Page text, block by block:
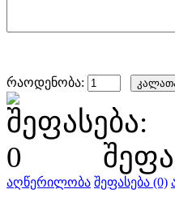
რაოდენობა:
აღწერილობა შეფასება (0)